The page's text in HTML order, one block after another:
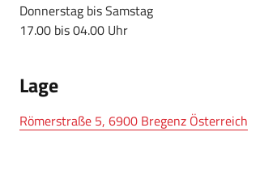
Donnerstag bis Samstag
17.00 bis 04.00 Uhr
Lage
Römerstraße 5, 6900 Bregenz Österreich